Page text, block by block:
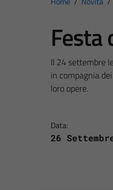
Festa
Il 24 settembre
in compagnia
loro opere.
Data:
26